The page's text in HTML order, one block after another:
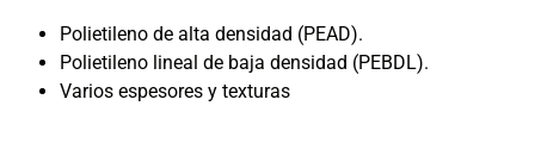
Polietileno de alta densidad (PEAD).
Polietileno lineal de baja densidad (PEBDL).
Varios espesores y texturas